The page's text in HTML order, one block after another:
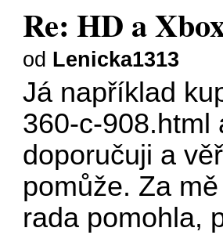
Re: HD a
od Lenicka1313
Já například
360-c-908.html
doporučuji a
pomůže. Za
rada pomohla,